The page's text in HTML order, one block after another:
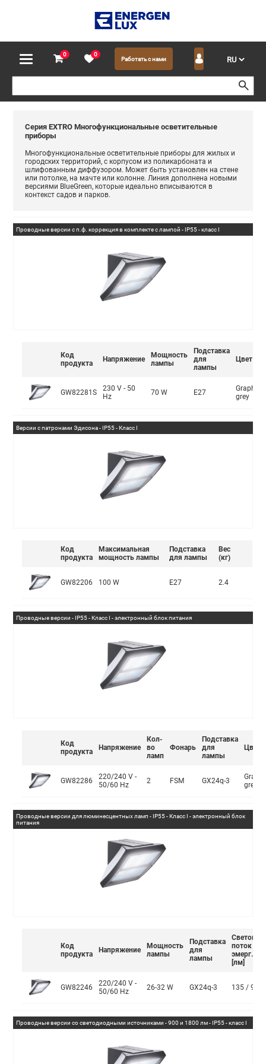
0 0
Работать с нами
Серия EXTRO Многофункциональные осветительные
приборы
Многофункциональные осветительные приборы для жилых и
городских территорий, с корпусом из поликарбоната и
шлифованным диффузором. Может быть установлен на стене
или потолке, на мачте или колонне. Линия дополнена новыми
версиями BlueGreen, которые идеально вписываются в
контекст садов и парков.
Проводные версии с п.ф. коррекция в комплекте с лампой - IP55 - класс I
Код
продукта
Напряжение
Мощность
лампы
Подставка
для
лампы
Цвет
GW82281S
230 V - 50
Hz
70 W E27
Graphite
grey
Версии с патронами Эдисона - IP55 - Класс I
Код
продукта
Максимальная
мощность лампы
Подставка
для лампы
Вес
(кг)
GW82206 100 W E27 2.4
Проводные версии - IP55 - Класс I - электронный блок питания
Код
продукта
Напряжение
Кол-
во
ламп
Фонарь
Подставка
для
лампы
Цвет
GW82286
220/240 V -
50/60 Hz
2 FSM GX24q-3
grey
Проводные версии для люминесцентных ламп - IP55 - Класс I - электронный блок
питания
Код
продукта
Напряжение
Мощность
лампы
Подставка
для
лампы
Световой
поток в
эмерг.
[лм]
GW82246
220/240 V -
50/60 Hz
26-32 W GX24q-3 135 / 90
Проводные версии со светодиодными источниками - 900 и 1800 лм - IP55 - класс I